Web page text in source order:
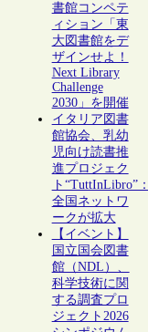
書館コンペテ
ィション「東
大図書館をデ
ザインせよ！
Next Library
Challenge
2030」を開催
イタリア図書
館協会、乳幼
児向け読書推
進プロジェク
ト“TuttInLibro”：
全国ネットワ
ークが拡大
【イベント】
国立国会図書
館（NDL）、
科学技術に関
する調査プロ
ジェクト2026